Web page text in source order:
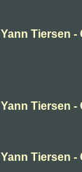
Yann Tiersen -
Yann Tiersen -
Yann Tiersen -